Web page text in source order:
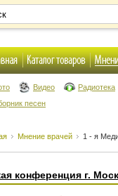
Видео Радиотека
песен
Мнение врачей 1 - я
конференция г.